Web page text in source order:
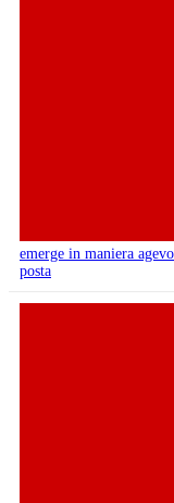
emerge in maniera
posta